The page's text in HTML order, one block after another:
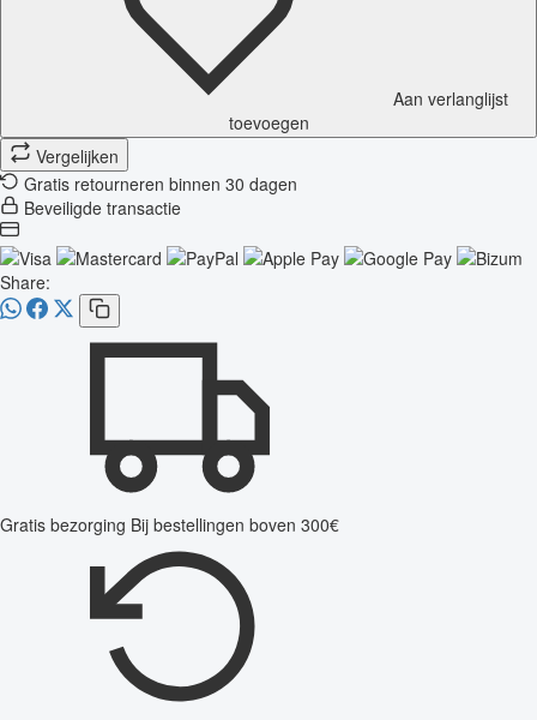
Aan verlanglijst
toevoegen
Vergelijken
Gratis retourneren binnen 30 dagen
Beveiligde transactie
Share:
Gratis bezorging Bij bestellingen boven 300€